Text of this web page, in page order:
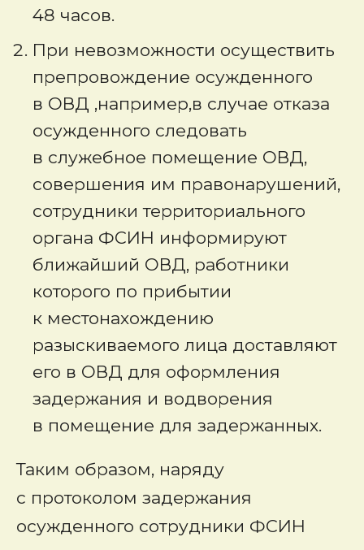
48 часов.
При невозможности осуществить
препровождение осужденного
в ОВД ,например,в случае отказа
осужденного следовать
в служебное помещение ОВД,
совершения им правонарушений,
сотрудники территориального
органа ФСИН информируют
ближайший ОВД, работники
которого по прибытии
к местонахождению
разыскиваемого лица доставляют
его в ОВД для оформления
задержания и водворения
в помещение для задержанных.
Таким образом, наряду
с протоколом задержания
осужденного сотрудники ФСИН